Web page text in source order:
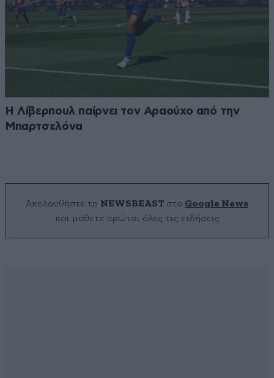
Η Λίβερπουλ παίρνει τον Αραούχο από την
Μπαρτσελόνα
Ακολουθήστε το NEWSBEAST στο Google News
και μάθετε πρώτοι όλες τις ειδήσεις